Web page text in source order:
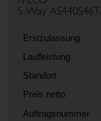
S-Way
Erstzulassung
Laufleistung
Standort
Preis netto
Auftragsnummer